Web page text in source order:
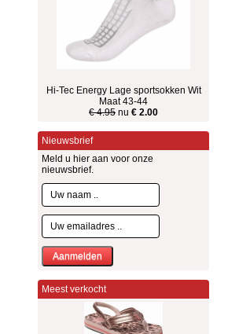
Hi-Tec Energy Lage sportsokken Wit
Maat 43-44
€ 4.95 nu € 2.00
Nieuwsbrief
Meld u hier aan voor onze
nieuwsbrief.
Meest verkocht